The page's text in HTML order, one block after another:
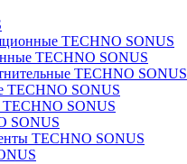
TECHNO SONUS
TECHNO SONUS
TECHNO SONUS
TECHNO SONUS
SONUS
SONUS
TECHNO SONUS